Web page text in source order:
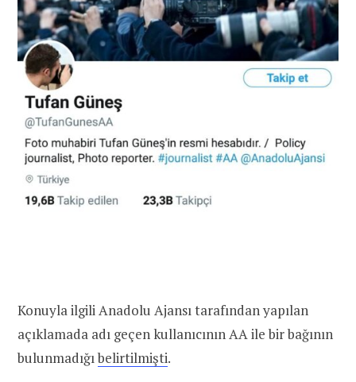
Konuyla ilgili Anadolu Ajansı tarafından yapılan
açıklamada adı geçen kullanıcının AA ile bir bağının
bulunmadığıbelirtilmişti.